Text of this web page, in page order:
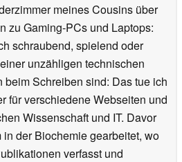
meines Cousins über
zu Gaming-PCs und Laptops:
schraubend, spielend oder
unzähligen technischen
beim Schreiben sind: Das tue ich
für verschiedene Webseiten und
Wissenschaft und IT. Davor
der Biochemie gearbeitet, wo
verfasst und